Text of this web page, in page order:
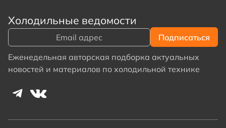
Холодильные ведомости
Еженедельная авторская подборка актуальных
новостей и материалов по холодильной технике